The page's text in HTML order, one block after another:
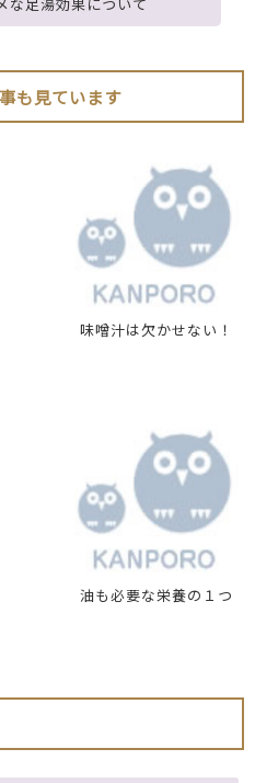
も見ています
味噌汁は欠かせない！
油も必要な栄養の１つ